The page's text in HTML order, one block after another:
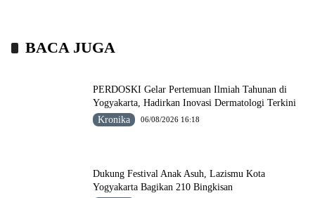
BACA JUGA
PERDOSKI Gelar Pertemuan Ilmiah Tahunan di
Yogyakarta, Hadirkan Inovasi Dermatologi Terkini
Kronika
06/08/2026 16:18
Dukung Festival Anak Asuh, Lazismu Kota
Yogyakarta Bagikan 210 Bingkisan